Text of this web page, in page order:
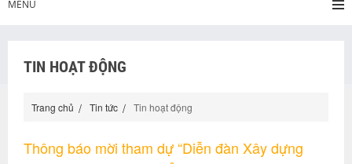
MENU
TIN HOẠT ĐỘNG
Trang chủ Tin tức Tin hoạt động
Thông báo mời tham dự “Diễn đàn Xây dựng